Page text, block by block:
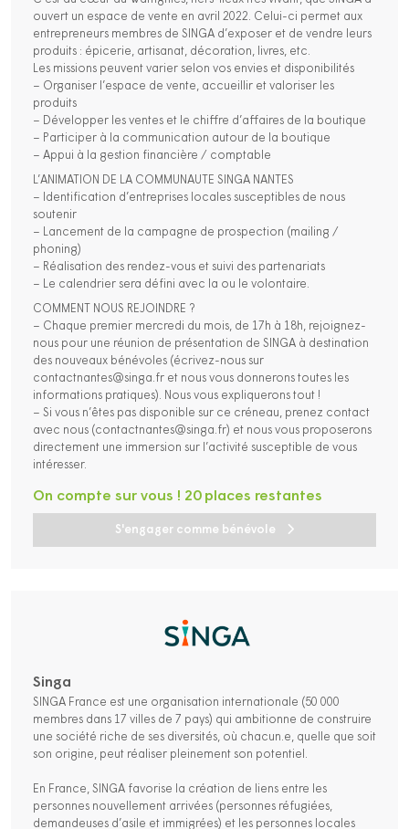
ouvert un espace de vente en avril 2022. Celui-ci permet aux
entrepreneurs membres de SINGA d’exposer et de vendre leurs
produits : épicerie, artisanat, décoration, livres, etc.
Les missions peuvent varier selon vos envies et disponibilités
– Organiser l’espace de vente, accueillir et valoriser les
produits
– Développer les ventes et le chiffre d’affaires de la boutique
– Participer à la communication autour de la boutique
– Appui à la gestion financière / comptable
L’ANIMATION DE LA COMMUNAUTE SINGA NANTES
– Identification d’entreprises locales susceptibles de nous
soutenir
– Lancement de la campagne de prospection (mailing /
phoning)
– Réalisation des rendez-vous et suivi des partenariats
– Le calendrier sera défini avec la ou le volontaire.
COMMENT NOUS REJOINDRE ?
– Chaque premier mercredi du mois, de 17h à 18h, rejoignez-
nous pour une réunion de présentation de SINGA à destination
des nouveaux bénévoles (écrivez-nous sur
contactnantes@singa.fr et nous vous donnerons toutes les
informations pratiques). Nous vous expliquerons tout !
– Si vous n’êtes pas disponible sur ce créneau, prenez contact
avec nous (contactnantes@singa.fr) et nous vous proposerons
directement une immersion sur l’activité susceptible de vous
intéresser.
S'engager comme bénévole
On compte sur vous ! 20 places restantes
Singa
SINGA France est une organisation internationale (50 000
membres dans 17 villes de 7 pays) qui ambitionne de construire
une société riche de ses diversités, où chacun.e, quelle que soit
son origine, peut réaliser pleinement son potentiel.
En France, SINGA favorise la création de liens entre les
personnes nouvellement arrivées (personnes réfugiées,
demandeuses d’asile et immigrées) et les personnes locales